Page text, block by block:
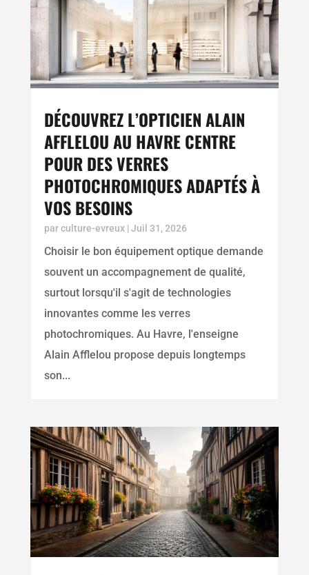
DÉCOUVREZ L’OPTICIEN ALAIN
AFFLELOU AU HAVRE CENTRE
POUR DES VERRES
PHOTOCHROMIQUES ADAPTÉS À
VOS BESOINS
parculture-evreux| Juil 31, 2026
Choisir le bon équipement optique demande
souvent un accompagnement de qualité,
surtout lorsqu'il s'agit de technologies
innovantes comme les verres
photochromiques. Au Havre, l'enseigne
Alain Afflelou propose depuis longtemps
son...